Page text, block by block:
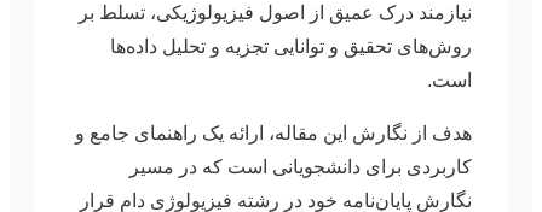
نیازمند درک عمیق از اصول فیزیولوژیکی، تسلط بر
روش‌های تحقیق و توانایی تجزیه و تحلیل داده‌ها
است.
هدف از نگارش این مقاله، ارائه یک راهنمای جامع و
کاربردی برای دانشجویانی است که در مسیر
نگارش پایان‌نامه خود در رشته فیزیولوژی دام قرار